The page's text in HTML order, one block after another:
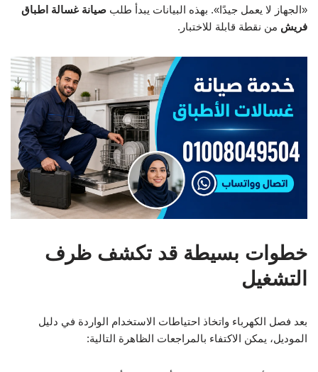
«الجهاز لا يعمل جيدًا». بهذه البيانات يبدأ طلب صيانة غسالة اطباق
فريش من نقطة قابلة للاختبار.
خطوات بسيطة قد تكشف ظرف
التشغيل
بعد فصل الكهرباء واتخاذ احتياطات الاستخدام الواردة في دليل
الموديل، يمكن الاكتفاء بالمراجعات الظاهرة التالية: